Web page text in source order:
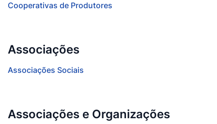
Cooperativas de Produtores
Associações
Associações Sociais
Associações e Organizações